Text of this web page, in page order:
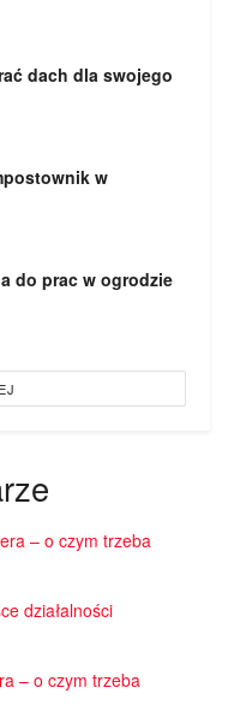
dach dla swojego
w
do prac w ogrodzie
– o czym trzeba
działalności
– o czym trzeba